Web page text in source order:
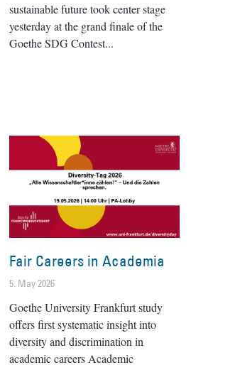
sustainable future took center stage
yesterday at the grand finale of the
Goethe SDG Contest
Fair Careers in Academia
5. May 2026
Goethe University Frankfurt study
offers first systematic insight into
diversity and discrimination in
academic careers Academic